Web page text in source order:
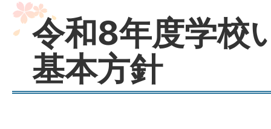
令和8年度学校
基本方針